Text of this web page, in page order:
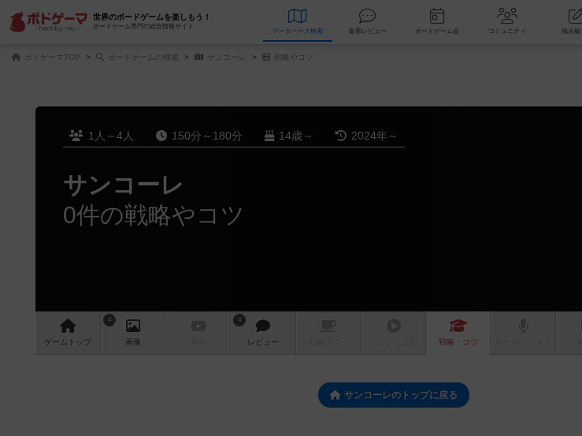
世界のボードゲームを楽しもう！
ボードゲーム専門の総合情報サイト
データベース 検索 新着レビュー ボードゲーム会 コミュニティ
ボドゲーマTOP ボードゲームの検索 サンコーレ 戦略やコツ
1人～4人 150分～180分 14歳～ 2024年～
サンコーレ
0件の戦略やコツ
ゲーム トップ
4
画像
4
レビュー 戦略 ・コツ
サンコーレのトップに戻る